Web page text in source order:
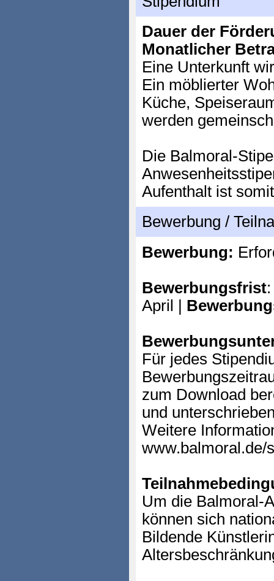
Dauer der
Monatlicher
Eine Unterkunft
Ein möblierter
Küche,
werden
Die Balmoral-
Aufenthalt ist
Bewerbung /
Bewerbung:
Bewerbungsfrist
April |
Für jedes
zum Download
und
Weitere
www.balmoral.de/
Um die Balmoral-
können sich
Bildende